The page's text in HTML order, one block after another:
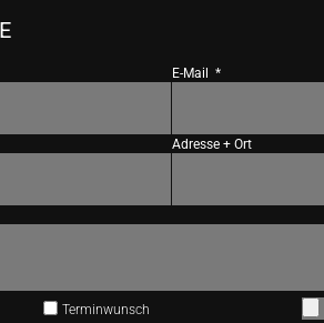
E-Mail
Adresse + Ort
Terminwunsch